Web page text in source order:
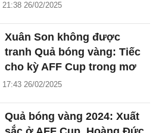
21:38 26/02/2025
Xuân Son không được
tranh Quả bóng vàng: Tiếc
cho kỳ AFF Cup trong mơ
17:43 26/02/2025
Quả bóng vàng 2024: Xuất